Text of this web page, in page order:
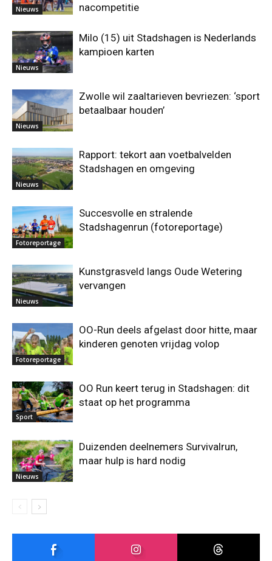
Nieuws
nacompetitie
Nieuws
Milo (15) uit Stadshagen is Nederlands
kampioen karten
Nieuws
Zwolle wil zaaltarieven bevriezen: ‘sport
betaalbaar houden’
Nieuws
Rapport: tekort aan voetbalvelden
Stadshagen en omgeving
Fotoreportage
Succesvolle en stralende
Stadshagenrun (fotoreportage)
Nieuws
Kunstgrasveld langs Oude Wetering
vervangen
Fotoreportage
OO-Run deels afgelast door hitte, maar
kinderen genoten vrijdag volop
Sport
OO Run keert terug in Stadshagen: dit
staat op het programma
Nieuws
Duizenden deelnemers Survivalrun,
maar hulp is hard nodig